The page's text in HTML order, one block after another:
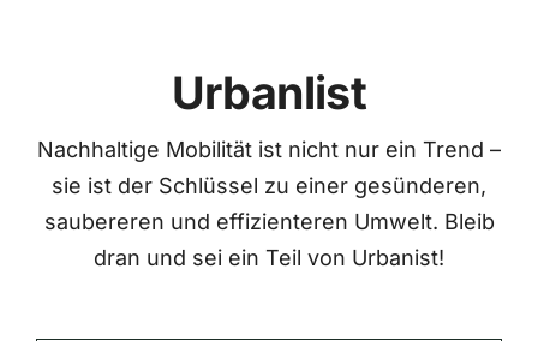
Urbanlist
Nachhaltige Mobilität ist nicht nur ein Trend –
sie ist der Schlüssel zu einer gesünderen,
saubereren und effizienteren Umwelt. Bleib
dran und sei ein Teil von Urbanist!